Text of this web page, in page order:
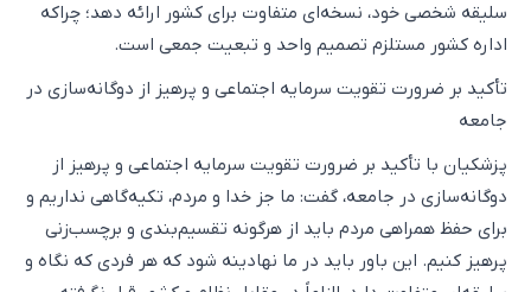
سلیقه شخصی خود، نسخه‌ای متفاوت برای کشور ارائه دهد؛ چراکه
اداره کشور مستلزم تصمیم واحد و تبعیت جمعی است.
تأکید بر ضرورت تقویت سرمایه اجتماعی و پرهیز از دوگانه‌سازی در
جامعه
پزشکیان با تأکید بر ضرورت تقویت سرمایه اجتماعی و پرهیز از
دوگانه‌سازی در جامعه، گفت: ما جز خدا و مردم، تکیه‌گاهی نداریم و
برای حفظ همراهی مردم باید از هرگونه تقسیم‌بندی و برچسب‌زنی
پرهیز کنیم. این باور باید در ما نهادینه شود که هر فردی که نگاه و